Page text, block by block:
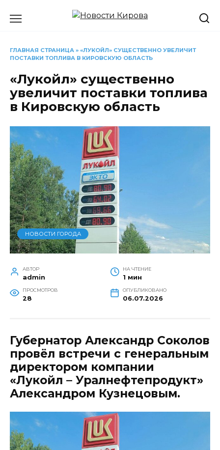
ГЛАВНАЯ СТРАНИЦА » «ЛУКОЙЛ» СУЩЕСТВЕННО УВЕЛИЧИТ
ПОСТАВКИ ТОПЛИВА В КИРОВСКУЮ ОБЛАСТЬ
«Лукойл» существенно
увеличит поставки топлива
в Кировскую область
НОВОСТИ ГОРОДА
АВТОР
admin
НА ЧТЕНИЕ
1 мин
ПРОСМОТРОВ
28
ОПУБЛИКОВАНО
06.07.2026
Губернатор Александр Соколов
провёл встречи с генеральным
директором компании
«Лукойл – Уралнефтепродукт»
Александром Кузнецовым.